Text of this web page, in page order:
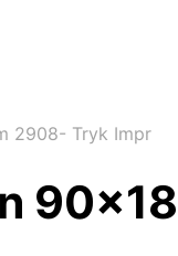
2908- Tryk Impr